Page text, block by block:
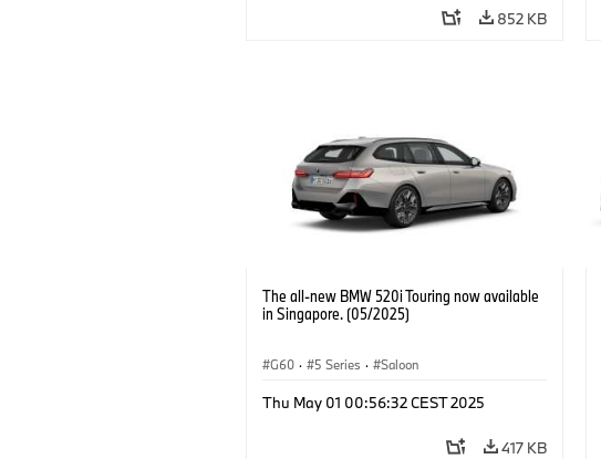
852 KB
The all-new BMW 520i Touring now available
in Singapore. (05/2025)
G60 · 5 Series · Saloon
Thu May 01 00:56:32 CEST 2025
417 KB